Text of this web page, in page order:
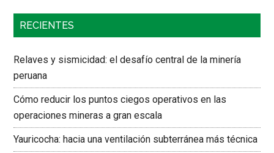
RECIENTES
Relaves y sismicidad: el desafío central de la minería
peruana
Cómo reducir los puntos ciegos operativos en las
operaciones mineras a gran escala
Yauricocha: hacia una ventilación subterránea más técnica